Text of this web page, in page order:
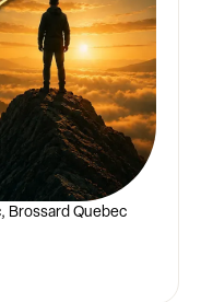
Brossard Quebec